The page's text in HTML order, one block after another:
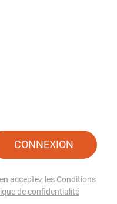
CONNEXION
acceptez les Conditions
de confidentialité